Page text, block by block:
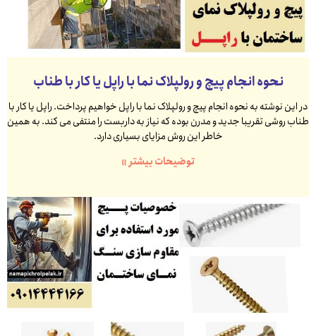
نحوه انجام پیچ و رولپلاک نما با راپل یا کار با طناب
در این نوشته به نحوه انجام پیچ و رولپلاک نما با راپل خواهیم پرداخت. راپل یا کار با
طناب روشی تقریبا جدید و مدرن بوده که نیاز به داربست را منتفی می کند. به همین
خاطر این روش مزایای بسیاری دارد.
توضیحات بیشتر »